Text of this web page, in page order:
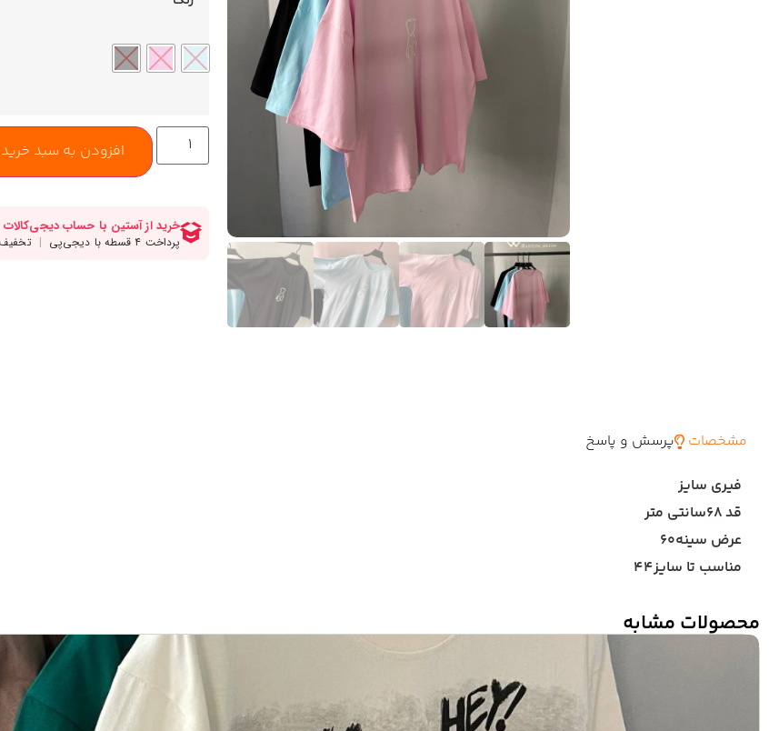
افزودن به سبد خرید
مشخصات
پرسش و پاسخ
فیری سایز
قد ۶۸سانتی متر
عرض سینه۶۰
مناسب تا سایز۴۴
محصولات مشابه